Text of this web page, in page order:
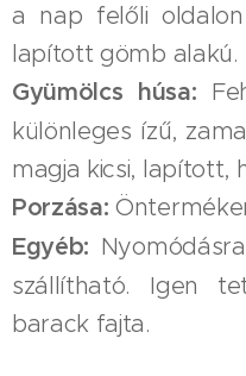
a nap felőli
lapított gömb alakú.
Gyümölcs húsa:
különleges ízű,
magja kicsi, lapított,
Porzása:
Egyéb:
szállítható. Igen
barack fajta.